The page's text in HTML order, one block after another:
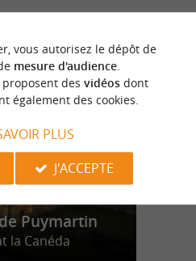
n
o
t
r
e
c
o
u
p
d
e
c
o
e
u
r
Puymartin
la Canéda
vous autorisez le dépôt de
mesure d'audience.
des vidéosdont
également des cookies.
PLUS
J'ACCEPTE